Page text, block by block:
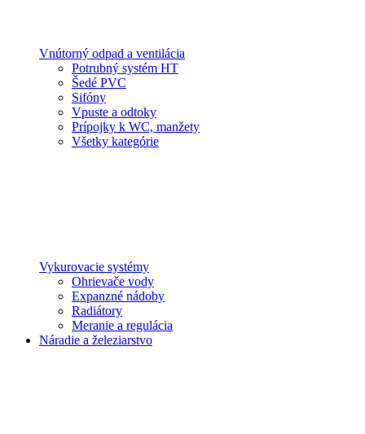
Vnútorný odpad a ventilácia
Potrubný systém HT
Šedé PVC
Sifóny
Vpuste a odtoky
Prípojky k WC, manžety
Všetky kategórie
Vykurovacie systémy
Ohrievače vody
Expanzné nádoby
Radiátory
Meranie a regulácia
Náradie a železiarstvo